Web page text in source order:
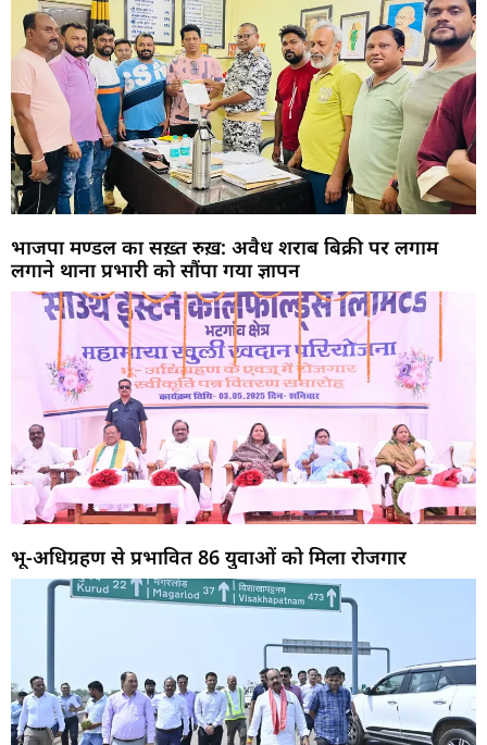
भाजपा मण्डल का सख़्त रुख़: अवैध शराब बिक्री पर लगाम
लगाने थाना प्रभारी को सौंपा गया ज्ञापन
भू-अधिग्रहण से प्रभावित 86 युवाओं को मिला रोजगार